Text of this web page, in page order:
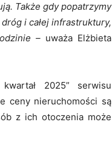
Także gdy popatrzymy
i całej infrastruktury,
– uważa Elżbieta
2025” serwisu
ceny nieruchomości są
z ich otoczenia może